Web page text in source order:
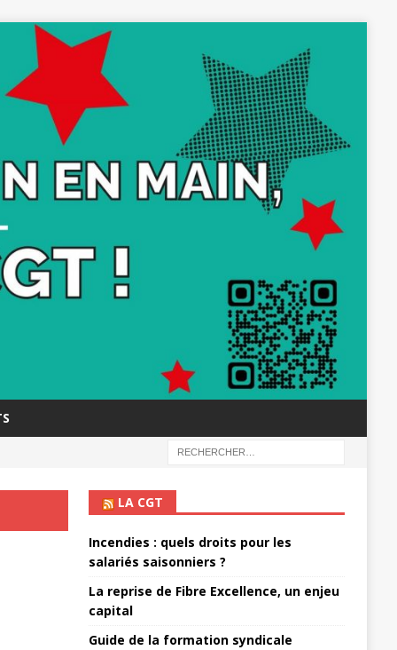
LA CGT
Incendies : quels droits pour les
salariés saisonniers ?
La reprise de Fibre Excellence, un enjeu
capital
Guide de la formation syndicale